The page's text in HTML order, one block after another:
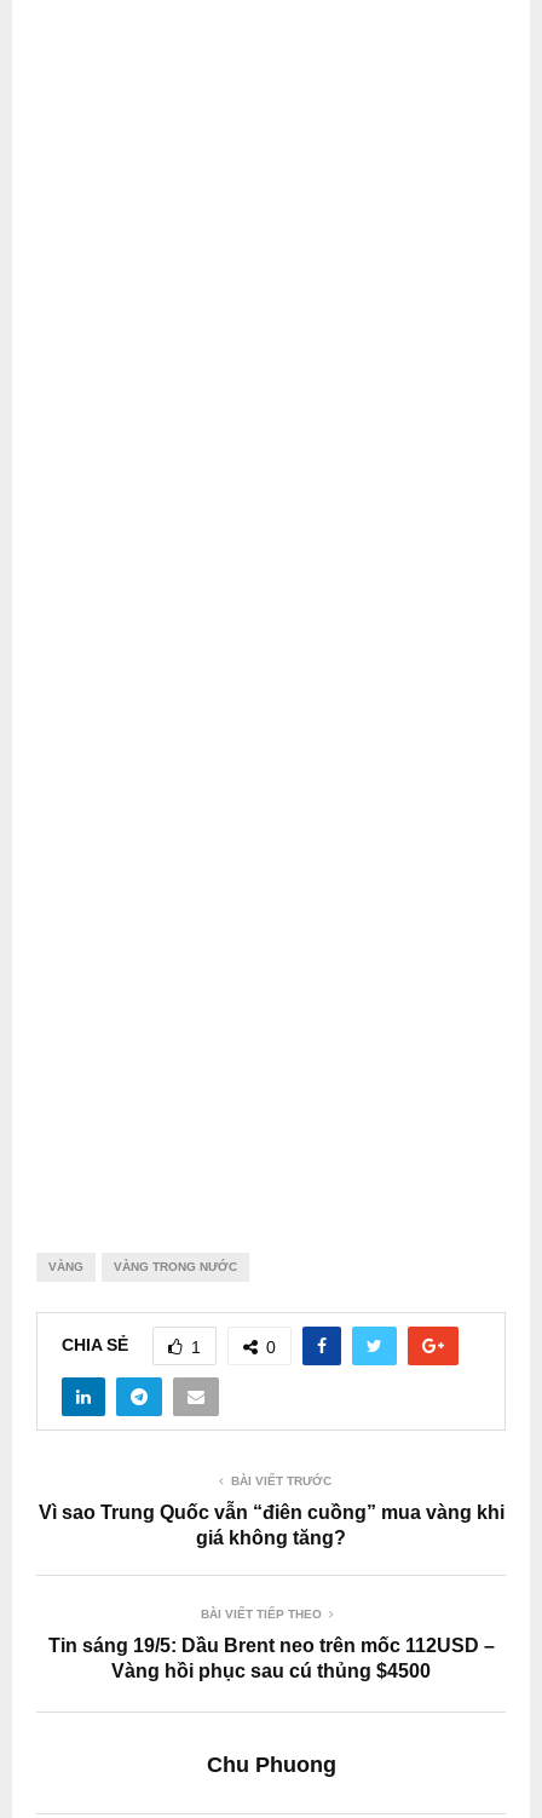
VÀNG VÀNG TRONG NƯỚC
CHIA SẺ 1 0
BÀI VIẾT TRƯỚC
Vì sao Trung Quốc vẫn “điên cuồng” mua vàng khi
giá không tăng?
BÀI VIẾT TIẾP THEO
Tin sáng 19/5: Dầu Brent neo trên mốc 112USD –
Vàng hồi phục sau cú thủng $4500
Chu Phuong